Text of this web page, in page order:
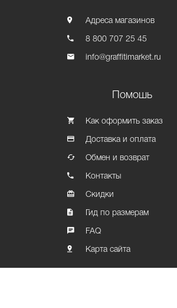
Адреса магазинов
8 800 707 25 45
info@graffitimarket.ru
Помошь
Как оформить заказ
Доставка и оплата
Обмен и возврат
Контакты
Скидки
Гид по размерам
FAQ
Карта сайта